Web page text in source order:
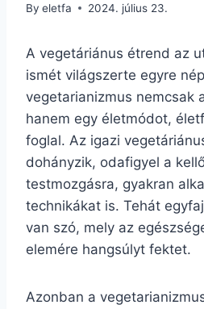
By eletfa 2024. július 23.
A vegetáriánus étrend az
ismét világszerte egyre
vegetarianizmus nemcsak
hanem egy életmódot,
foglal. Az igazi
dohányzik, odafigyel a
testmozgásra, gyakran
technikákat is. Tehát
van szó, mely az
elemére hangsúlyt fektet.
Azonban a